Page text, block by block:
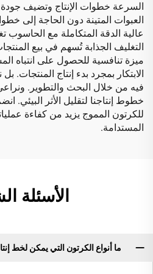
السرعة خطوات الإنتاج وتضيف
العبوات المتينة دون الحاجة إلى
عالية الدقة المتكاملة مع الحاسوب
التغليف الجذابة تُسهم في بيع
ميزة تنافسية للحصول على انتباه
الابتكار بمجرد بدء إنتاج المنتجات.
فيه من خلال البحث والتطوير.
خطوط إنتاجنا لتقليل الأثر البيئي.
للكرتون المموج يزيد من كفاءة
المستدامة.
الأسئلة
ما أنواع الكرتون التي يمكن لخط